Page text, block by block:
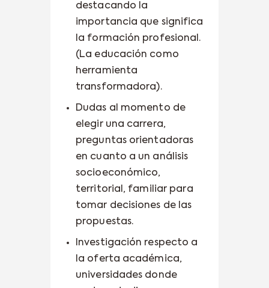
destacando la
importancia que significa
la formación profesional.
(La educación como
herramienta
transformadora).
Dudas al momento de
elegir una carrera,
preguntas orientadoras
en cuanto a un análisis
socioeconómico,
territorial, familiar para
tomar decisiones de las
propuestas.
Investigación respecto a
la oferta académica,
universidades donde